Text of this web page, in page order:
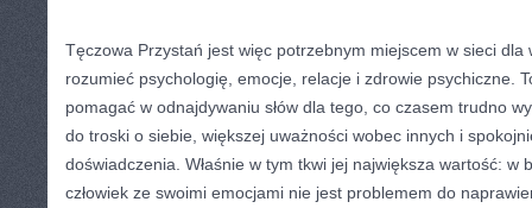
Tęczowa Przystań jest więc potrzebnym miejscem w sieci dla
rozumieć psychologię, emocje, relacje i zdrowie psychiczne.
pomagać w odnajdywaniu słów dla tego, co czasem trudno
do troski o siebie, większej uważności wobec innych i
doświadczenia. Właśnie w tym tkwi jej największa wartość: w
człowiek ze swoimi emocjami nie jest problemem do